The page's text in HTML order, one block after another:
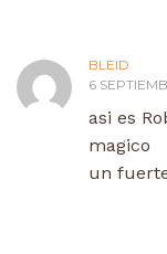
BLEID
6
asi es
magico
un